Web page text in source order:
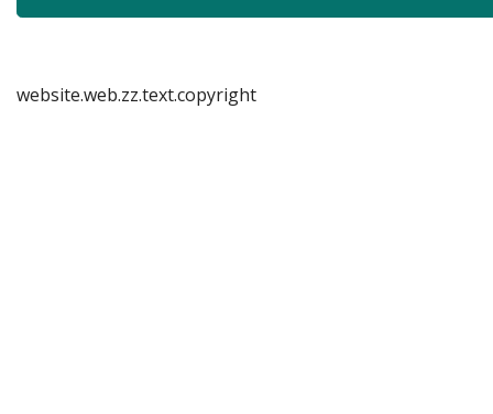
website.web.zz.text.copyright